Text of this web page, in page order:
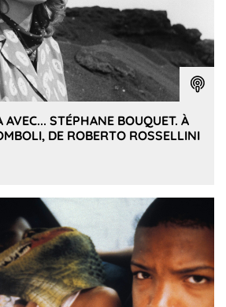
AVEC... STÉPHANE BOUQUET. À
DE ROBERTO ROSSELLINI